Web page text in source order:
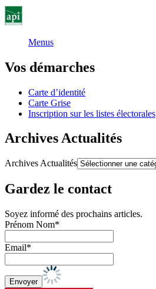
Menus
Vos démarches
Carte d’identité
Carte Grise
Inscription sur les listes électorales
Archives Actualités
Archives Actualités
Gardez le contact
Soyez informé des prochains articles.
Prénom Nom*
Email*